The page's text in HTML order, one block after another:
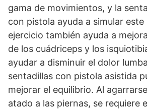
gama de movimientos, y la
con pistola ayuda a simular
ejercicio también ayuda a
de los cuádriceps y los
ayudar a disminuir el dolor
sentadillas con pistola asistida
mejorar el equilibrio. Al
atado a las piernas, se requiere